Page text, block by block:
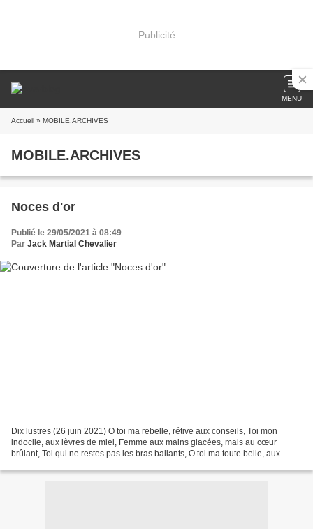
Publicité
MENU
Accueil » MOBILE.ARCHIVES
MOBILE.ARCHIVES
Noces d'or
Publié le 29/05/2021 à 08:49
Par Jack Martial Chevalier
Dix lustres (26 juin 2021) O toi ma rebelle, rétive aux conseils, Toi mon
indocile, aux lèvres de miel, Femme aux mains glacées, mais au cœur
brûlant, Toi qui ne restes pas les bras ballants, O toi ma toute belle, aux